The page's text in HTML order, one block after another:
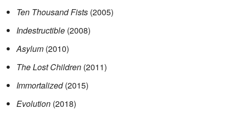
Ten Thousand Fists (2005)
Indestructible (2008)
Asylum (2010)
The Lost Children (2011)
Immortalized(2015)
Evolution (2018)